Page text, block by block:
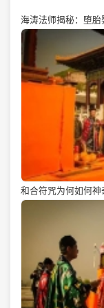
海涛法师揭秘：堕
和合符咒为何如何